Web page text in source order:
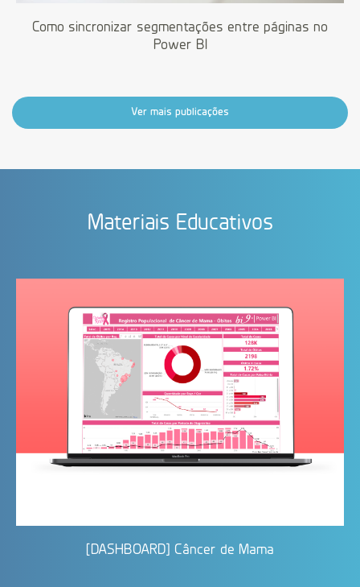
Como sincronizar segmentações entre páginas no
Power BI
Ver mais publicações
Materiais Educativos
[DASHBOARD] Câncer de Mama